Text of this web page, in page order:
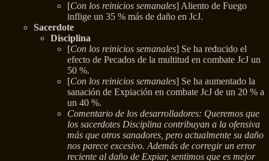
[Con los reinicios semanales] Aliento de Fuego
inflige un 35 % más de daño en JcJ.
Sacerdote
Disciplina
[Con los reinicios semanales] Se ha reducido el
efecto de Pecados de la multitud en combate JcJ un
50 %.
[Con los reinicios semanales] Se ha aumentado la
sanación de Expiación en combate JcJ de un 20 % a
un 40 %.
Comentario de los desarrolladores: Queremos que
los sacerdotes Disciplina contribuyan a la ofensiva
más que otros sanadores, pero actualmente su daño
nos parece excesivo. Además de corregir un error
reciente al daño de Expiar, sentimos que es mejor